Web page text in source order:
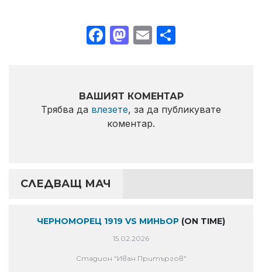
Facebook
Mastodon
Email
ВАШИЯТ КОМЕНТАР
Трябва да влезете, за да публикувате
коментар.
СЛЕДВАЩ МАЧ
ЧЕРНОМОРЕЦ 1919 VS МИНЬОР (ON TIME)
15.02.2026
Стадион "Иван Притъргов"